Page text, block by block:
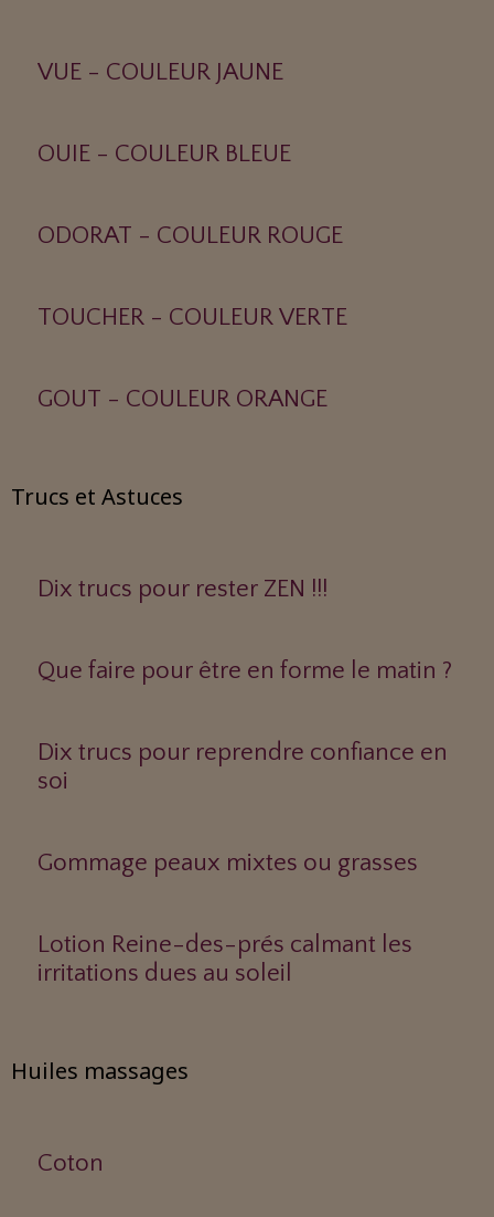
VUE - COULEUR JAUNE
OUIE - COULEUR BLEUE
ODORAT - COULEUR ROUGE
TOUCHER - COULEUR VERTE
GOUT - COULEUR ORANGE
Trucs et Astuces
Dix trucs pour rester ZEN !!!
Que faire pour être en forme le matin ?
Dix trucs pour reprendre confiance en
soi
Gommage peaux mixtes ou grasses
Lotion Reine-des-prés calmant les
irritations dues au soleil
Huiles massages
Coton